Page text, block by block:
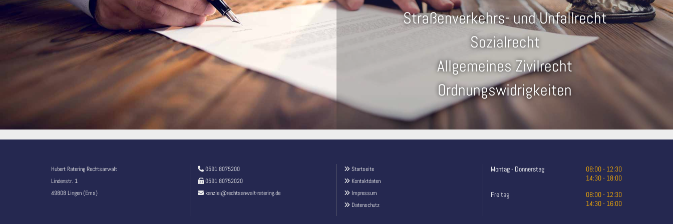
Straßenverkehrs- und Unfallrecht
Sozialrecht
Allgemeines Zivilrecht
Ordnungswidrigkeiten
Hubert Ratering Rechtsanwalt
Lindenstr. 1
49808 Lingen (Ems)
 0591 8075200
0591 80752020
 kanzlei@rechtsanwalt-ratering.de
 Startseite
 Kontaktdaten
 Impressum
 Datenschutz
Montag - Donnerstag
08:00 - 12:30
14:30 - 18:00
Freitag
08:00 - 12:30
14:30 - 16:00